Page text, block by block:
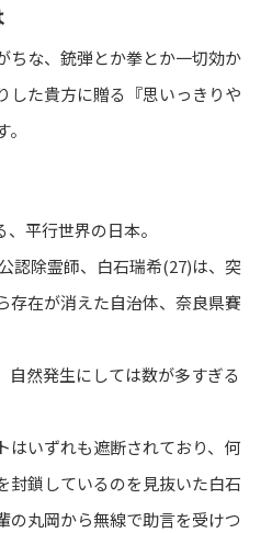
ちな、銃弾とか拳とか一切効か
した貴方に贈る『思いっきりや
平行世界の日本。
認除霊師、白石瑞希(27)は、突
存在が消えた自治体、奈良県賽
自然発生にしては数が多すぎる
はいずれも遮断されており、何
封鎖しているのを見抜いた白石
の丸岡から無線で助言を受けつ